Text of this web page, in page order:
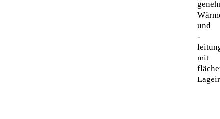
und
-
mit